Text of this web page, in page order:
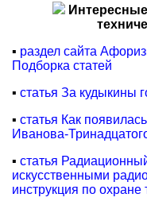
▪ раздел сайта
Подборка статей
▪ статья За кудыкины
▪ статья Как
Иванова-
▪ статья
искусственными
инструкция по охране